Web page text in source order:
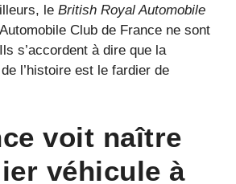
le British Royal Automobile
Club de France ne sont
s’accordent à dire que la
l’histoire est le fardier de
voit naître
véhicule à